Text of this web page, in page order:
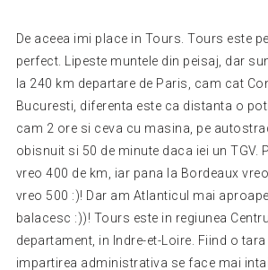
De aceea imi place in Tours. Tours este
perfect. Lipeste muntele din peisaj, dar
la 240 km departare de Paris, cam cat
Bucuresti, diferenta este ca distanta o
cam 2 ore si ceva cu masina, pe
obisnuit si 50 de minute daca iei un TGV.
vreo 400 de km, iar pana la Bordeaux
vreo 500 :)! Dar am Atlanticul mai
balacesc :))! Tours este in regiunea
departament, in Indre-et-Loire. Fiind o tara
impartirea administrativa se face mai